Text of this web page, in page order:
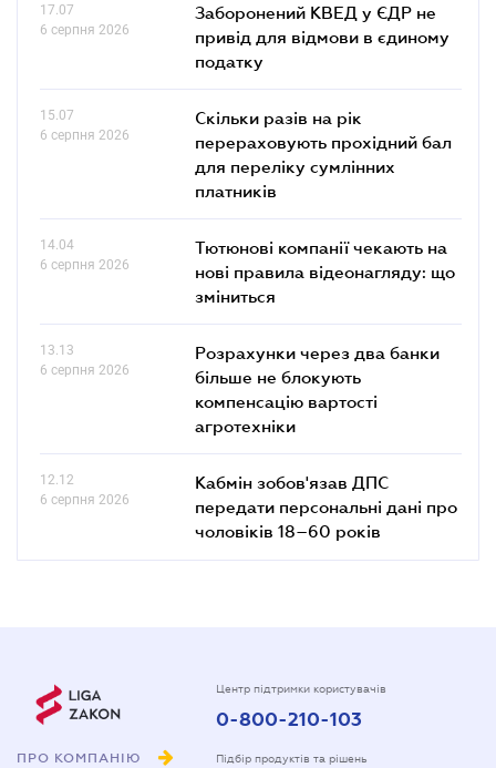
17.07
6 серпня 2026
Заборонений КВЕД у ЄДР не
привід для відмови в єдиному
податку
15.07
6 серпня 2026
Скільки разів на рік
перераховують прохідний бал
для переліку сумлінних
платників
14.04
6 серпня 2026
Тютюнові компанії чекають на
нові правила відеонагляду: що
зміниться
13.13
6 серпня 2026
Розрахунки через два банки
більше не блокують
компенсацію вартості
агротехніки
12.12
6 серпня 2026
Кабмін зобов'язав ДПС
передати персональні дані про
чоловіків 18–60 років
ПРО КОМПАНІЮ
Центр підтримки користувачів
0-800-210-103
Підбір продуктів та рішень